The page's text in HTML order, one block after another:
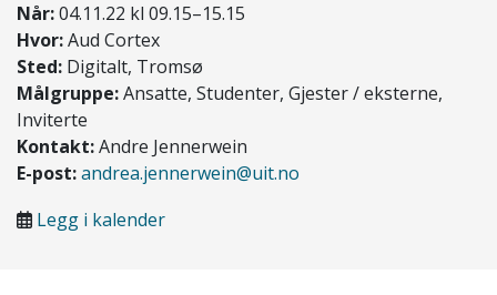
Når:04.11.22 kl 09.15–15.15
Hvor:Aud Cortex
Sted: Digitalt, Tromsø
Målgruppe:Ansatte, Studenter, Gjester / eksterne,
Inviterte
Kontakt:Andre Jennerwein
E-post:andrea.jennerwein@uit.no
Legg i kalender